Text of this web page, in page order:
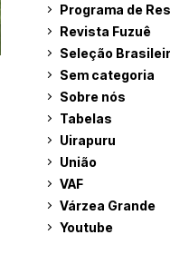
Programa de
Revista Fuzuê
Seleção
Sem categoria
Sobre nós
Tabelas
Uirapuru
União
VAF
Várzea Grande
Youtube